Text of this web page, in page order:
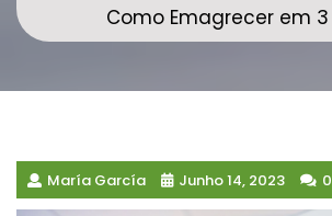
Como Emagrecer em 3
María García Junho 14, 2023